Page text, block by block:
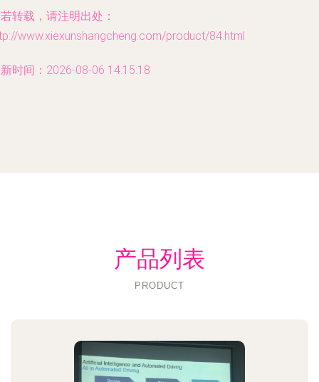
转载，请注明出处：
www.xiexunshangcheng.com/product/84.html
时间：2026-08-06 14:15:18
产品列表
PRODUCT